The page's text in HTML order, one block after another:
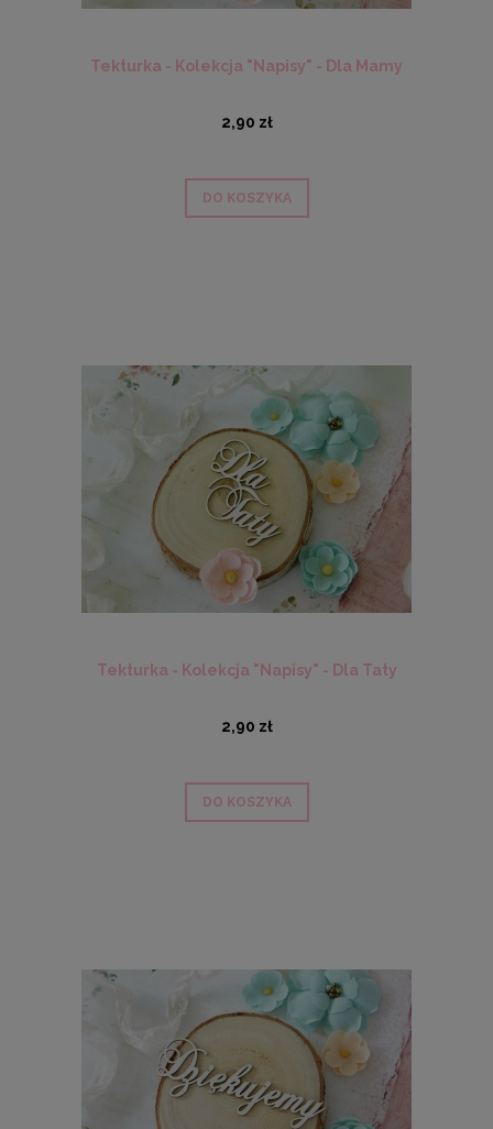
Tekturka - Kolekcja "Napisy" - Dla Mamy
2,90 zł
DO KOSZYKA
Tekturka - Kolekcja "Napisy" - Dla Taty
2,90 zł
DO KOSZYKA